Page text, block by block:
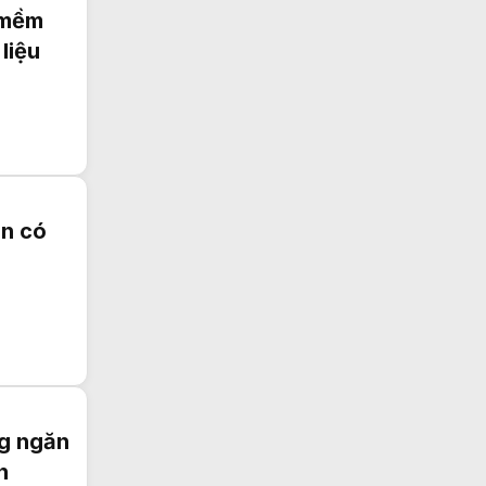
có
ngăn